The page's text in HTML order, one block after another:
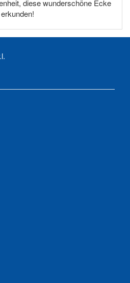
diese wunderschöne Ecke